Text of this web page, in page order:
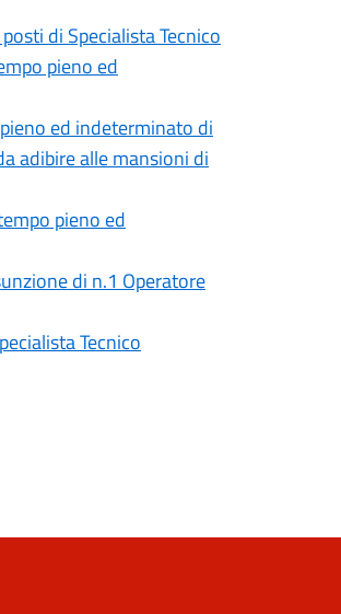
di Specialista Tecnico
pieno ed
ed indeterminato di
adibire alle mansioni di
pieno ed
di n.1 Operatore
Tecnico